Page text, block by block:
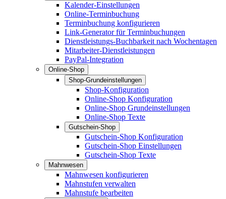
Kalender-Einstellungen
Online-Terminbuchung
Terminbuchung konfigurieren
Link-Generator für Terminbuchungen
Dienstleistungs-Buchbarkeit nach Wochentagen
Mitarbeiter-Dienstleistungen
PayPal-Integration
Online-Shop
Shop-Grundeinstellungen
Shop-Konfiguration
Online-Shop Konfiguration
Online-Shop Grundeinstellungen
Online-Shop Texte
Gutschein-Shop
Gutschein-Shop Konfiguration
Gutschein-Shop Einstellungen
Gutschein-Shop Texte
Mahnwesen
Mahnwesen konfigurieren
Mahnstufen verwalten
Mahnstufe bearbeiten